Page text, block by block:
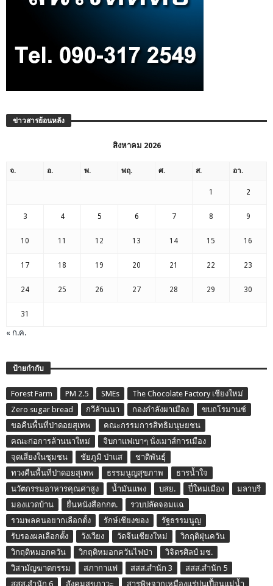
ข่าวสารย้อนหลัง
สิงหาคม 2026
จ. อ. พ. พฤ. ศ. ส. อา.
1 2
3 4 5 6 7 8 9
10 11 12 13 14 15 16
17 18 19 20 21 22 23
24 25 26 27 28 29 30
31
« ก.ค.
ป้ายกำกับ
Forest Farm PM 2.5 SMEs
The Chocolate Factory เชียงใหม่
Zero sugar bread
กวีล้านนา กองกำลังผาเมือง
ขบถโรมานซ์
ขอคืนพื้นที่ป่าดอยสุเทพ
คณะกรรมการสิทธิมนุษยชน
คณะก่อการล้านนาใหม่
จิบกาแฟเบาๆ นั่งเมาส์การเมือง
จุดเสี่ยงในชุมชน
ชัยภูมิ ป่าแส
ชาติพันธุ์
ทวงคืนพื้นที่ป่าดอยสุเทพ
ธรรมนูญสุขภาพ
ธารน้ำใจ
นวัตกรรมอาหารคุณค่าสูง
น้ำมันแพง บสย. ปี๋ใหม่เมือง
มลาบรี
มองแวดบ้าน
ยื่นหนังสือกกต.
รวบปลัดจอมแฉ
รวมพลคนอยากเลือกตั้ง
รักษ์เชียงของ
รัฐธรรมนูญ
รับรองผลเลือกตั้ง
วังเวียง วัดจีนเชียงใหม่
วิกฤติฝุ่นควัน
วิกฤติหมอกควัน
วิกฤติหมอกควันไฟป่า
วิจิตรศิลป์ มช.
วิสามัญฆาตกรรม
สภากาแฟ สสส.สำนัก 3
สสส.สำนัก 5
สสส.สำนัก 6
สังคมสุขภาวะ สารพิษจากเหมืองแร่ปนเปื้อนแม่น้ำ